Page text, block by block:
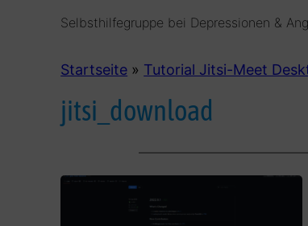
Selbsthilfegruppe bei Depressionen &
Startseite » Tutorial Jitsi-Meet
jitsi_download